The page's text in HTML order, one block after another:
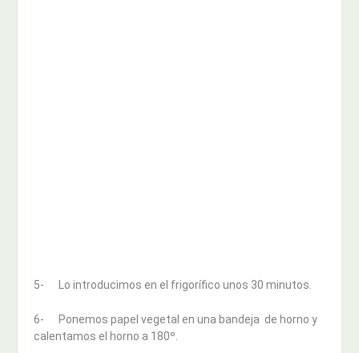
5- Lo introducimos en el frigorífico unos 30 minutos.
6- Ponemos papel vegetal en una bandeja de horno y
calentamos el horno a 180º.